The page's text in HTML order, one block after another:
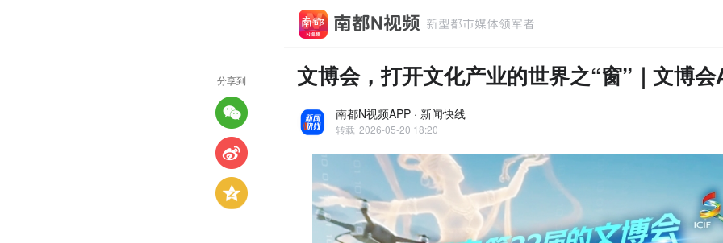
文博会，打开文化产业的世界之“窗”｜文博会
南都N视频APP · 新闻快线
转载 2026-05-20 18:20
分享到